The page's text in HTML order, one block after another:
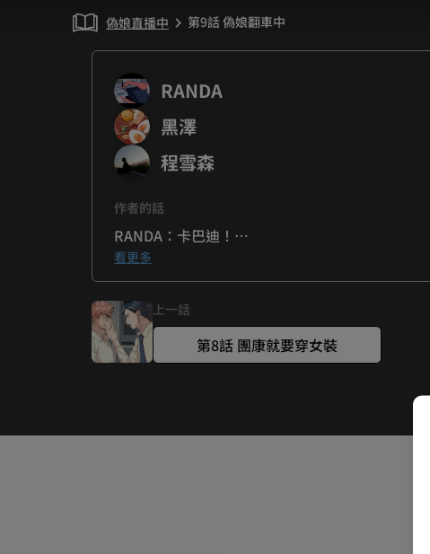
偽娘直播中 chevron_right 第9話 偽娘翻車中
RANDA
黑澤
程雪森
作者的話
RANDA：卡巴迪！
黑澤：文森的體力真的是太好了ＸＤ！
看更多
上一話
第8話 團康就要穿女裝